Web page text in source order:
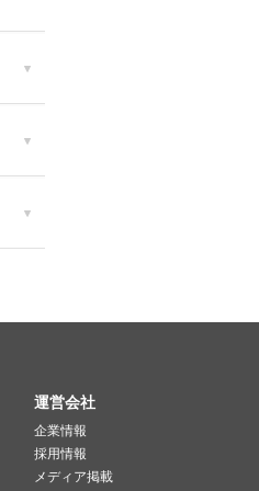
運営会社
企業情報
採用情報
メディア掲載